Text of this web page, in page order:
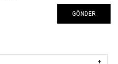
GÖNDER